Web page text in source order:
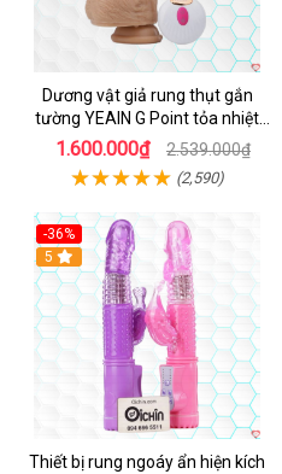
Dương vật giả rung thụt gắn
tường YEAIN G Point tỏa nhiệt
điều khiển từ xa
1.600.000₫ 2.539.000₫
(2,590)
-36%
Hot
5
Thiết bị rung ngoáy ẩn hiện kích